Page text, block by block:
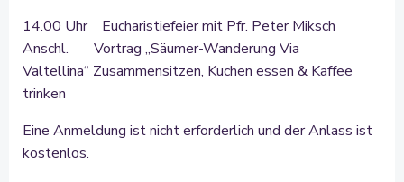
14.00 Uhr Eucharistiefeier mit Pfr. Peter Miksch
Anschl. Vortrag „Säumer-Wanderung Via
Valtellina“ Zusammensitzen, Kuchen essen & Kaffee
trinken
Eine Anmeldung ist nicht erforderlich und der Anlass ist
kostenlos.